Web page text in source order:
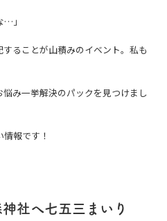
…」
ることが山積みのイベント。私も
み一挙解決のパックを見つけまし
報です！
社へ七五三まいり